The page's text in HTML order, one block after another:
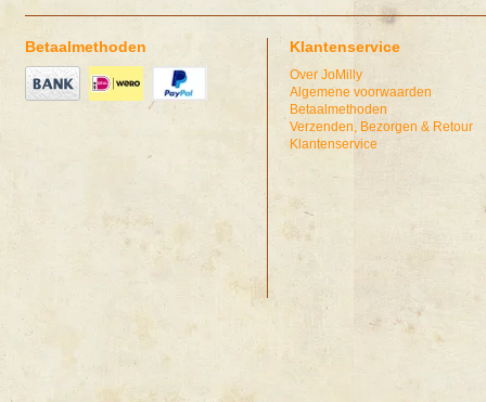
Betaalmethoden Klantenservice
Over JoMilly
Algemene voorwaarden
Betaalmethoden
Verzenden, Bezorgen & Retour
Klantenservice